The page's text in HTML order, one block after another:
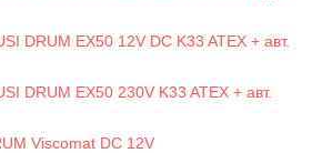
DRUM EX50 12V DC K33 ATEX + авт.
DRUM EX50 230V K33 ATEX + авт.
Viscomat DC 12V